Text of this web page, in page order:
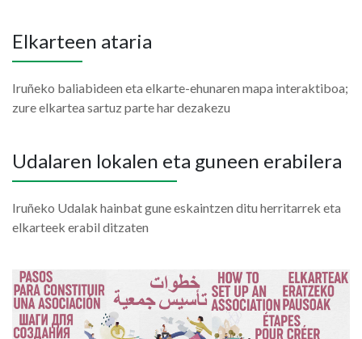
Elkarteen ataria
Iruñeko baliabideen eta elkarte-ehunaren mapa interaktiboa;
zure elkartea sartuz parte har dezakezu
Udalaren lokalen eta guneen erabilera
Iruñeko Udalak hainbat gune eskaintzen ditu herritarrek eta
elkarteek erabil ditzaten